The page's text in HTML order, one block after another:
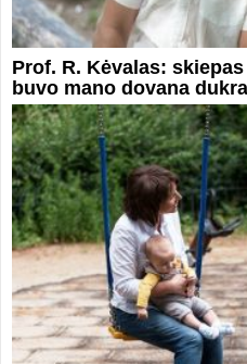
Prof. R. Kėvalas:
buvo mano dovana